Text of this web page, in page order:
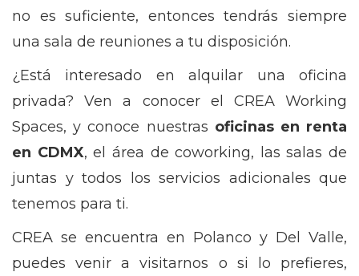
no es suficiente, entonces tendrás siempre
una sala de reuniones a tu disposición.
¿Está interesado en alquilar una oficina
privada? Ven a conocer el CREA Working
Spaces, y conoce nuestras oficinas en renta
en CDMX, el área de coworking, las salas de
juntas y todos los servicios adicionales que
tenemos para ti.
CREA se encuentra en Polanco y Del Valle,
puedes venir a visitarnos o si lo prefieres,